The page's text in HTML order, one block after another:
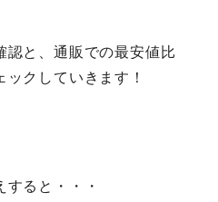
認と、通販での最安値比
クしていきます！
ると・・・